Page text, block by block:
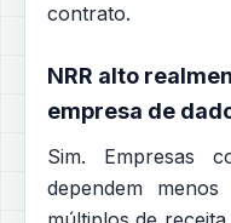
contrato.
NRR alto
empresa de
Sim. Empresas
dependem